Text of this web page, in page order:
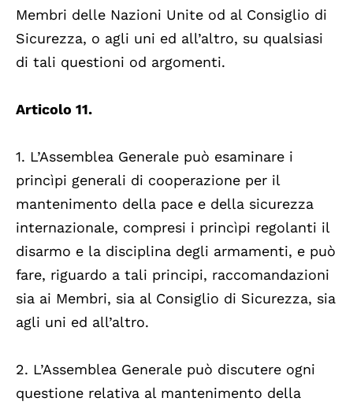
Membri delle Nazioni Unite od al Consiglio di
Sicurezza, o agli uni ed all’altro, su qualsiasi
di tali questioni od argomenti.
Articolo 11.
1. L’Assemblea Generale può esaminare i
princìpi generali di cooperazione per il
mantenimento della pace e della sicurezza
internazionale, compresi i princìpi regolanti il
disarmo e la disciplina degli armamenti, e può
fare, riguardo a tali principi, raccomandazioni
sia ai Membri, sia al Consiglio di Sicurezza, sia
agli uni ed all’altro.
2. L’Assemblea Generale può discutere ogni
questione relativa al mantenimento della